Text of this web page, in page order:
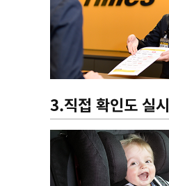
3.직접 확인도 실시